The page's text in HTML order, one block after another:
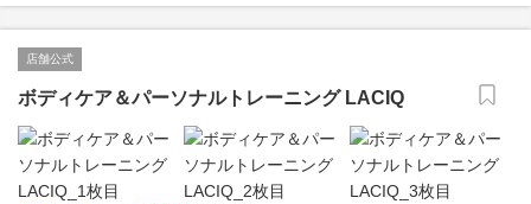
店舗公式
ボディケア＆パーソナルトレーニング LACIQ